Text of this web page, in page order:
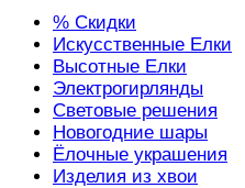
% Скидки
Искусственные Елки
Высотные Елки
Электрогирлянды
Световые решения
Новогодние шары
Ёлочные украшения
Изделия из хвои